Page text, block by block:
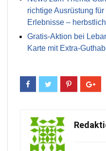
richtige Ausrüstung
Erlebnisse –
Gratis-Aktion bei
Karte mit Extra-